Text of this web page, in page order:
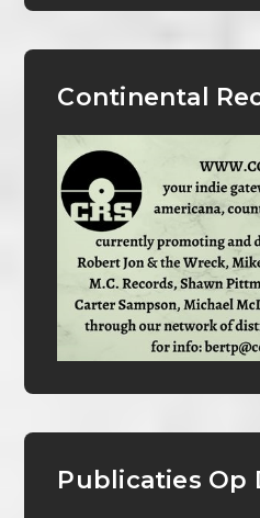
Continental
Publicaties Op